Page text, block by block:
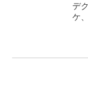
デ
ケ